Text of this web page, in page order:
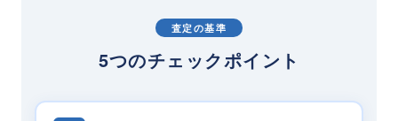
査定の基準
5つのチェックポイント